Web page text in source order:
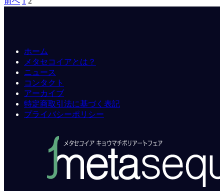
ホーム
メタセコイアとは？
ニュース
コンタクト
アーカイブ
特定商取引法に基づく表記
プライバシーポリシー